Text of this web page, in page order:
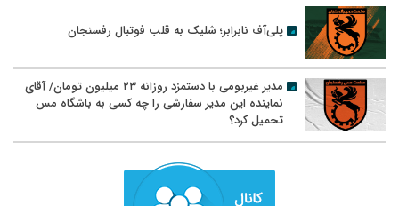
پلی‌آف نابرابر؛ شلیک به قلب فوتبال رفسنجان
مدیر غیربومی با دستمزد روزانه ۲۳ میلیون تومان/ آقای
نماینده این مدیر سفارشی را چه کسی به باشگاه مس
تحمیل کرد؟